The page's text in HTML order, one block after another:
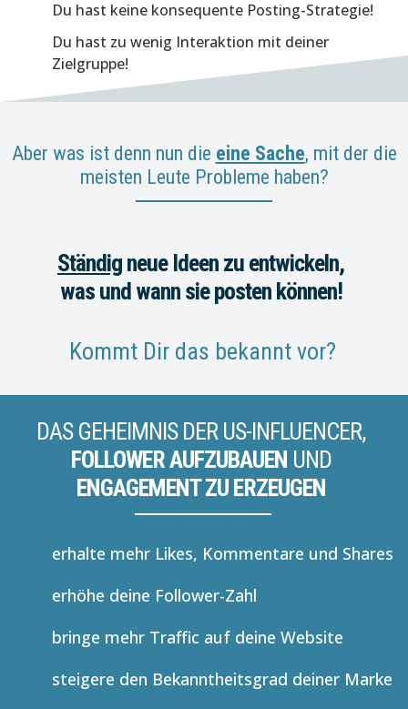
Du hast keine konsequente Posting-Strategie!
Du hast zu wenig Interaktion mit deiner
Zielgruppe!
Aber was ist denn nun die eine Sache, mit der die
meisten Leute Probleme haben?
Ständig neue Ideen zu entwickeln,
was und wann sie posten können!
Kommt Dir das bekannt vor?
DAS GEHEIMNIS DER US-INFLUENCER,
FOLLOWER AUFZUBAUEN UND
ENGAGEMENT ZU ERZEUGEN
erhalte mehr Likes, Kommentare und Shares
erhöhe deine Follower-Zahl
bringe mehr Traffic auf deine Website
steigere den Bekanntheitsgrad deiner Marke